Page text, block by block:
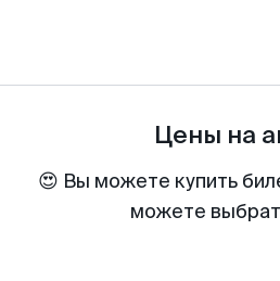
Цены на
😍 Вы можете купить
можете